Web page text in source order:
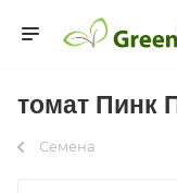
томат Пинк
Семена